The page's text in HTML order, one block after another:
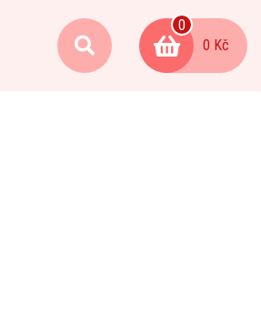
0
0 Kč